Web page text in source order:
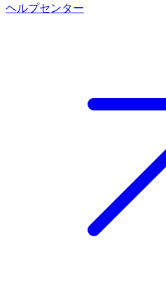
ヘルプセンター